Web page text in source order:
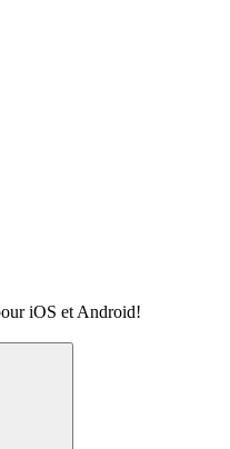
iOS et Android!